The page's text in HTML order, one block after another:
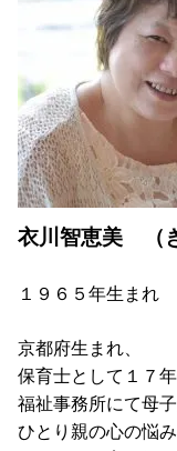
衣川智恵美 （
１９６５年生まれ
京都府生まれ、
保育士として１７
福祉事務所にて母
ひとり親の心の悩